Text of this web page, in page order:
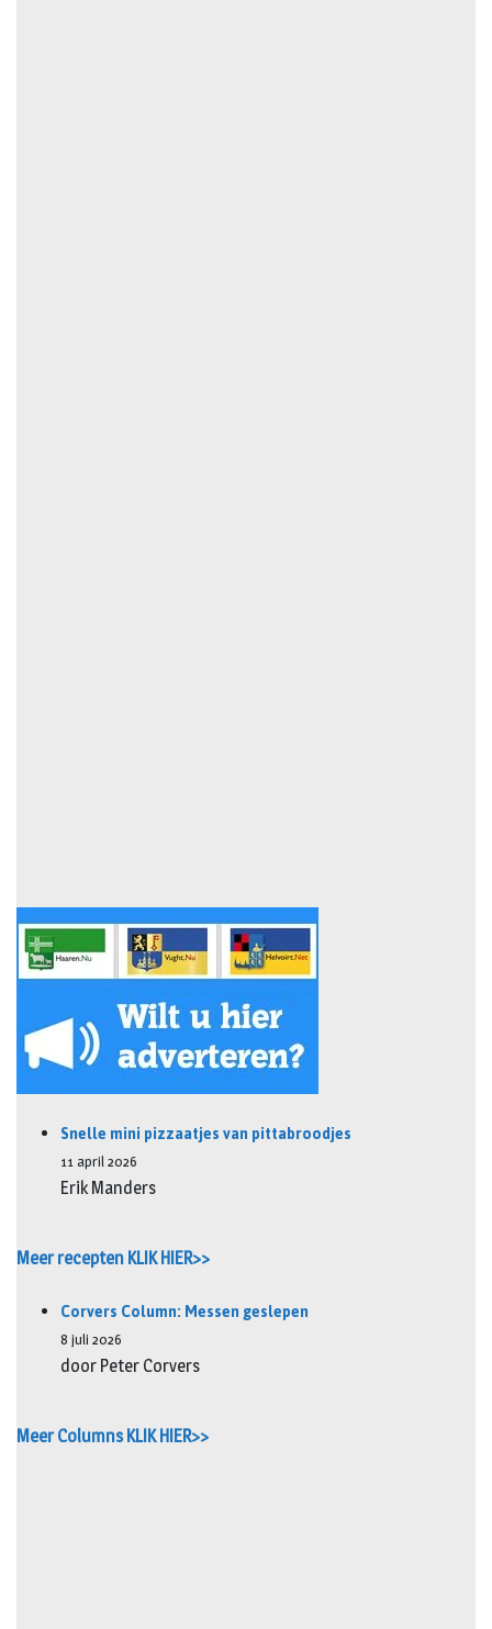
Snelle mini pizzaatjes van pittabroodjes
11 april 2026
Erik Manders
Meer recepten KLIK HIER>>
Corvers Column: Messen geslepen
8 juli 2026
door Peter Corvers
Meer Columns KLIK HIER>>